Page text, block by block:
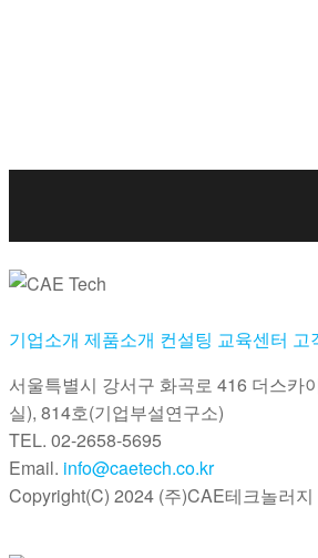
기업소개 제품소개 컨설팅 교육센터 고
서울특별시 강서구 화곡로 416 더스카
실), 814호(기업부설연구소)
TEL. 02-2658-5695
Email. info@caetech.co.kr
Copyright(C) 2024 (주)CAE테크놀러지